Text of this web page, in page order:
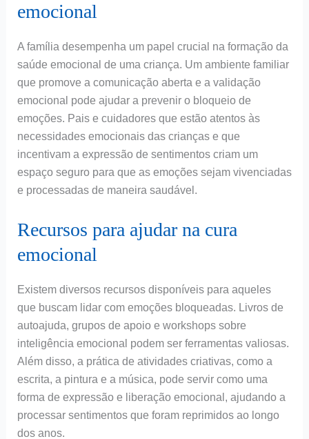
emocional
A família desempenha um papel crucial na formação da
saúde emocional de uma criança. Um ambiente familiar
que promove a comunicação aberta e a validação
emocional pode ajudar a prevenir o bloqueio de
emoções. Pais e cuidadores que estão atentos às
necessidades emocionais das crianças e que
incentivam a expressão de sentimentos criam um
espaço seguro para que as emoções sejam vivenciadas
e processadas de maneira saudável.
Recursos para ajudar na cura
emocional
Existem diversos recursos disponíveis para aqueles
que buscam lidar com emoções bloqueadas. Livros de
autoajuda, grupos de apoio e workshops sobre
inteligência emocional podem ser ferramentas valiosas.
Além disso, a prática de atividades criativas, como a
escrita, a pintura e a música, pode servir como uma
forma de expressão e liberação emocional, ajudando a
processar sentimentos que foram reprimidos ao longo
dos anos.